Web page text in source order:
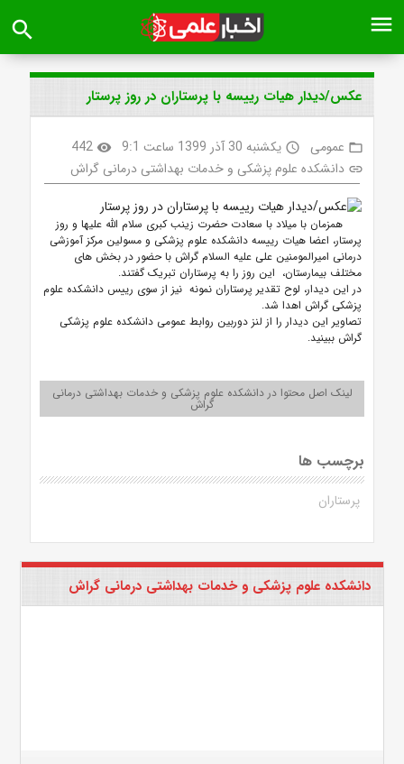
menu
search
عکس/دیدار هیات رییسه با پرستاران در روز پرستار
folder_open عمومی access_time یکشنبه 30 آذر 1399 ساعت 9:1 visibility
442
link دانشکده علوم پزشکی و خدمات بهداشتی درمانی گراش
همزمان با میلاد با سعادت حضرت زینب کبری سلام الله علیها و روز
پرستار، اعضا هیات رییسه دانشکده علوم پزشکی و مسولین مرکز آموزشی
درمانی امیرالمومنین علی علیه السلام گراش با حضور در بخش های
مختلف بیمارستان، این روز را به پرستاران تبریک گفتند.
در این دیدار، لوح تقدیر پرستاران نمونه نیز از سوی رییس دانشکده علوم
پزشکی گراش اهدا شد.
تصاویر این دیدار را از لنز دوربین روابط عمومی دانشکده علوم پزشکی
گراش ببینید.
لینک اصل محتوا در دانشکده علوم پزشکی و خدمات بهداشتی درمانی
گراش
برچسب ها
پرستاران
دانشکده علوم پزشکی و خدمات بهداشتی درمانی گراش